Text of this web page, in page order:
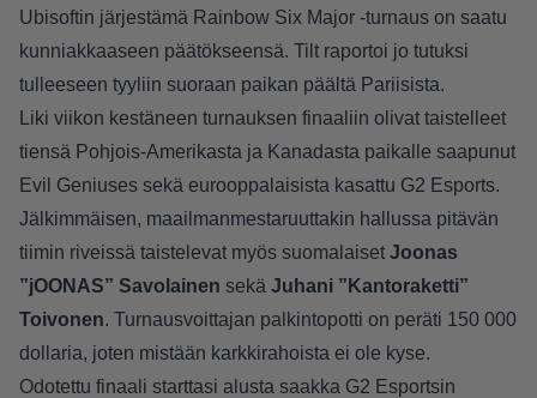
Ubisoftin järjestämä Rainbow Six Major -turnaus on saatu
kunniakkaaseen päätökseensä. Tilt raportoi jo tutuksi
tulleeseen tyyliin suoraan paikan päältä Pariisista.
Liki viikon kestäneen turnauksen finaaliin olivat taistelleet
tiensä Pohjois-Amerikasta ja Kanadasta paikalle saapunut
Evil Geniuses sekä eurooppalaisista kasattu G2 Esports.
Jälkimmäisen, maailmanmestaruuttakin hallussa pitävän
tiimin riveissä taistelevat myös suomalaiset Joonas
”jOONAS” Savolainen sekä Juhani ”Kantoraketti”
Toivonen. Turnausvoittajan palkintopotti on peräti 150 000
dollaria, joten mistään karkkirahoista ei ole kyse.
Odotettu finaali starttasi alusta saakka G2 Esportsin